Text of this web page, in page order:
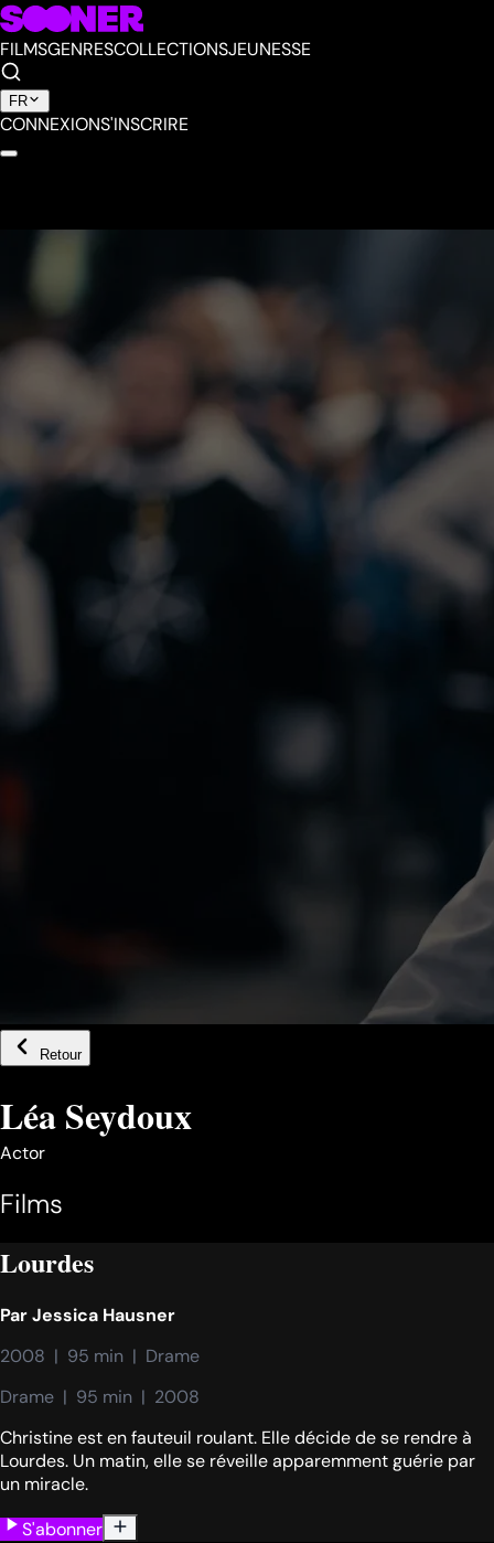
FILMSGENRESCOLLECTIONSJEUNESSE
FR
CONNEXIONS'INSCRIRE
Retour
Léa Seydoux
Actor
Films
Lourdes
ParJessica Hausner
2008  |  95 min  |  Drame
Drame  |  95 min  |  2008
Christine est en fauteuil roulant. Elle décide de se rendre à
Lourdes. Un matin, elle se réveille apparemment guérie par
un miracle.
S'abonner